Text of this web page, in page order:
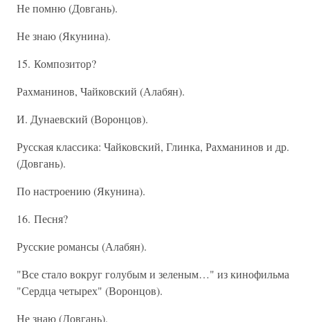
Не помню (Довгань).
Не знаю (Якунина).
15. Композитор?
Рахманинов, Чайковский (Алабян).
И. Дунаевский (Воронцов).
Русская классика: Чайковский, Глинка, Рахманинов и др.
(Довгань).
По настроению (Якунина).
16. Песня?
Русские романсы (Алабян).
"Все стало вокруг голубым и зеленым…" из кинофильма
"Сердца четырех" (Воронцов).
Не знаю (Довгань).